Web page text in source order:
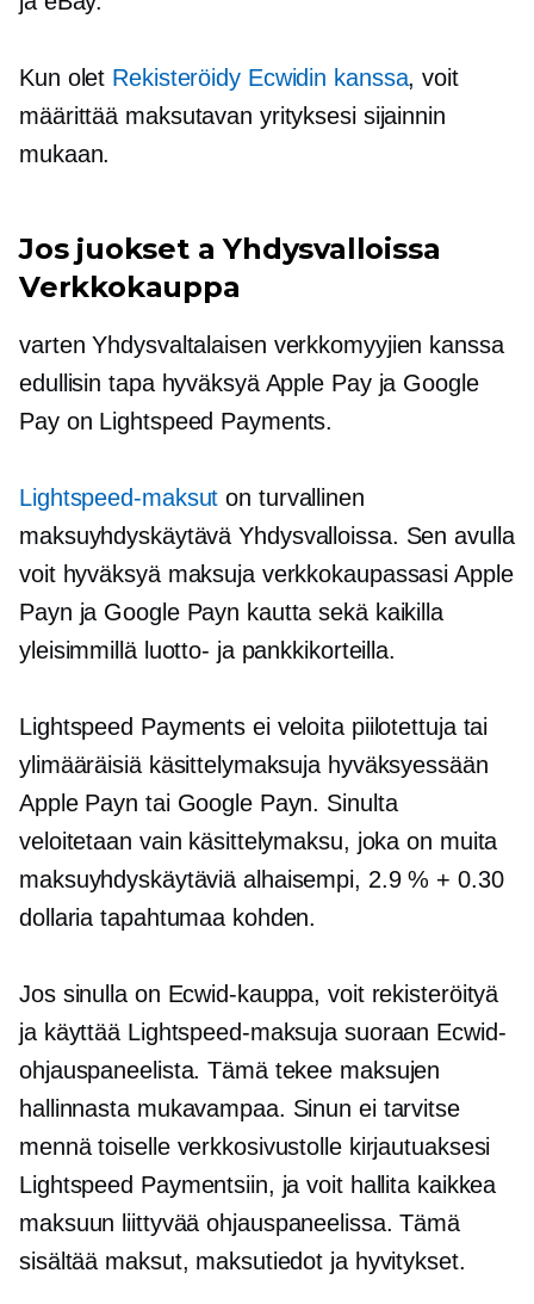
Kun olet Rekisteröidy Ecwidin kanssa, voit
määrittää maksutavan yrityksesi sijainnin
mukaan.
Jos juokset aYhdysvalloissa
Verkkokauppa
vartenYhdysvaltalaisen verkkomyyjien kanssa
edullisin tapa hyväksyä Apple Pay ja Google
Pay on Lightspeed Payments.
Lightspeed-maksut on turvallinen
maksuyhdyskäytävä Yhdysvalloissa. Sen avulla
voit hyväksyä maksuja verkkokaupassasi Apple
Payn ja Google Payn kautta sekä kaikilla
yleisimmillä luotto- ja pankkikorteilla.
Lightspeed Payments ei veloita piilotettuja tai
ylimääräisiä käsittelymaksuja hyväksyessään
Apple Payn tai Google Payn. Sinulta
veloitetaan vain käsittelymaksu, joka on muita
maksuyhdyskäytäviä alhaisempi, 2.9 % + 0.30
dollaria tapahtumaa kohden.
Jos sinulla on Ecwid-kauppa, voit rekisteröityä
ja käyttää Lightspeed-maksuja suoraan Ecwid-
ohjauspaneelista. Tämä tekee maksujen
hallinnasta mukavampaa. Sinun ei tarvitse
mennä toiselle verkkosivustolle kirjautuaksesi
Lightspeed Paymentsiin, ja voit hallita kaikkea
maksuun liittyvää ohjauspaneelissa. Tämä
sisältää maksut, maksutiedot ja hyvitykset.